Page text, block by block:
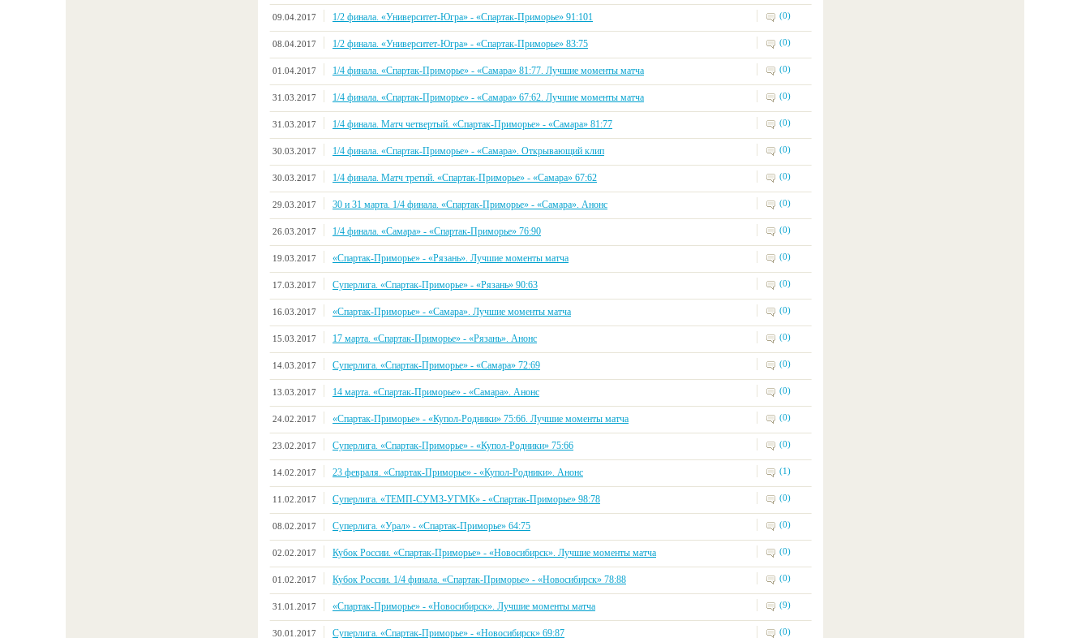
09.04.2017 1/2 финала. «Университет-Югра» - «Спартак-Приморье» 91:101 (0)
08.04.2017 1/2 финала. «Университет-Югра» - «Спартак-Приморье» 83:75 (0)
01.04.2017 1/4 финала. «Спартак-Приморье» - «Самара» 81:77. Лучшие моменты матча (0)
31.03.2017 1/4 финала. «Спартак-Приморье» - «Самара» 67:62. Лучшие моменты матча (0)
31.03.2017 1/4 финала. Матч четвертый. «Спартак-Приморье» - «Самара» 81:77 (0)
30.03.2017 1/4 финала. «Спартак-Приморье» - «Самара». Открывающий клип (0)
30.03.2017 1/4 финала. Матч третий. «Спартак-Приморье» - «Самара» 67:62 (0)
29.03.2017 30 и 31 марта. 1/4 финала. «Спартак-Приморье» - «Самара». Анонс (0)
26.03.2017 1/4 финала. «Самара» - «Спартак-Приморье» 76:90 (0)
19.03.2017 «Спартак-Приморье» - «Рязань». Лучшие моменты матча (0)
17.03.2017 Суперлига. «Спартак-Приморье» - «Рязань» 90:63 (0)
16.03.2017 «Спартак-Приморье» - «Самара». Лучшие моменты матча (0)
15.03.2017 17 марта. «Спартак-Приморье» - «Рязань». Анонс (0)
14.03.2017 Суперлига. «Спартак-Приморье» - «Самара» 72:69 (0)
13.03.2017 14 марта. «Спартак-Приморье» - «Самара». Анонс (0)
24.02.2017 «Спартак-Приморье» - «Купол-Родники» 75:66. Лучшие моменты матча (0)
23.02.2017 Суперлига. «Спартак-Приморье» - «Купол-Родники» 75:66 (0)
14.02.2017 23 февраля. «Спартак-Приморье» - «Купол-Родники». Анонс (1)
11.02.2017 Суперлига. «ТЕМП-СУМЗ-УГМК» - «Спартак-Приморье» 98:78 (0)
08.02.2017 Суперлига. «Урал» - «Спартак-Приморье» 64:75 (0)
02.02.2017 Кубок России. «Спартак-Приморье» - «Новосибирск». Лучшие моменты матча (0)
01.02.2017 Кубок России. 1/4 финала. «Спартак-Приморье» - «Новосибирск» 78:88 (0)
31.01.2017 «Спартак-Приморье» - «Новосибирск». Лучшие моменты матча (9)
30.01.2017 Суперлига. «Спартак-Приморье» - «Новосибирск» 69:87 (0)